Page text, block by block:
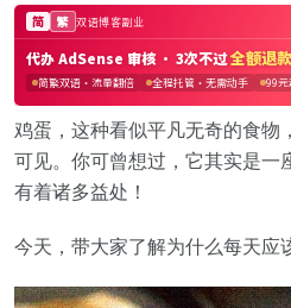
鸡蛋，这种看似平凡无奇的食物
可见。你可曾想过，它其实是一
有着诸多益处！
今天，带大家了解为什么每天应